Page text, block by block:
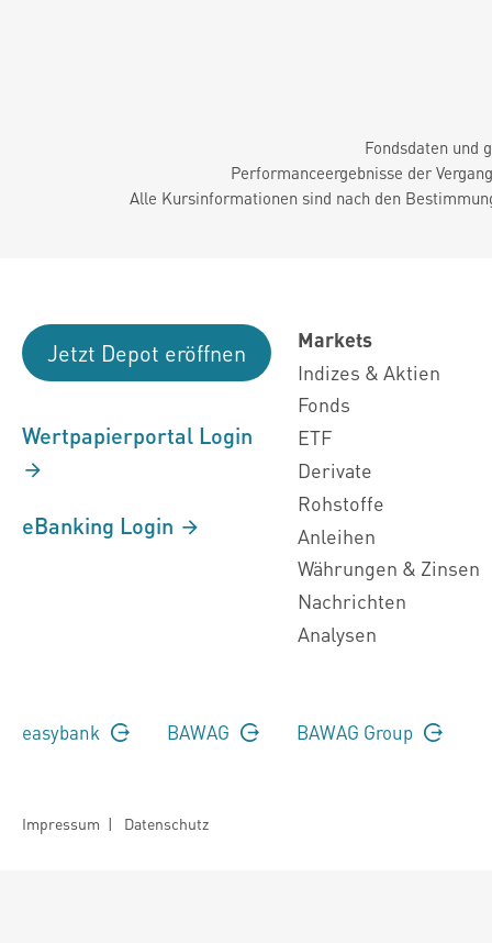
Fondsdaten und
Performanceergebnisse der
Alle Kursinformationen sind nach den
Jetzt Depot eröffnen
Wertpapierportal Login
eBanking Login
Markets
Indizes & Aktien
Fonds
ETF
Derivate
Rohstoffe
Anleihen
Währungen & Zinsen
Nachrichten
Analysen
easybank BAWAG BAWAG Group
Impressum | Datenschutz